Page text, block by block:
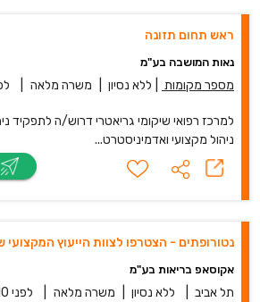
ראש תחום תזונה
נאות המושבה בע"מ
מספר מקומות ללא נסיון משרה מלאה
למרכז רפואי שיקומי גריאטרי דרוש/ה לתפקיד
ניהול מקצועי ואדמיניסטרט...
נטורופתים - הצטרפו לצוות הייעוץ
אקוסאפ בריאות בע"מ
תל אביב ללא נסיון משרה מלאה לפני 10 שעות